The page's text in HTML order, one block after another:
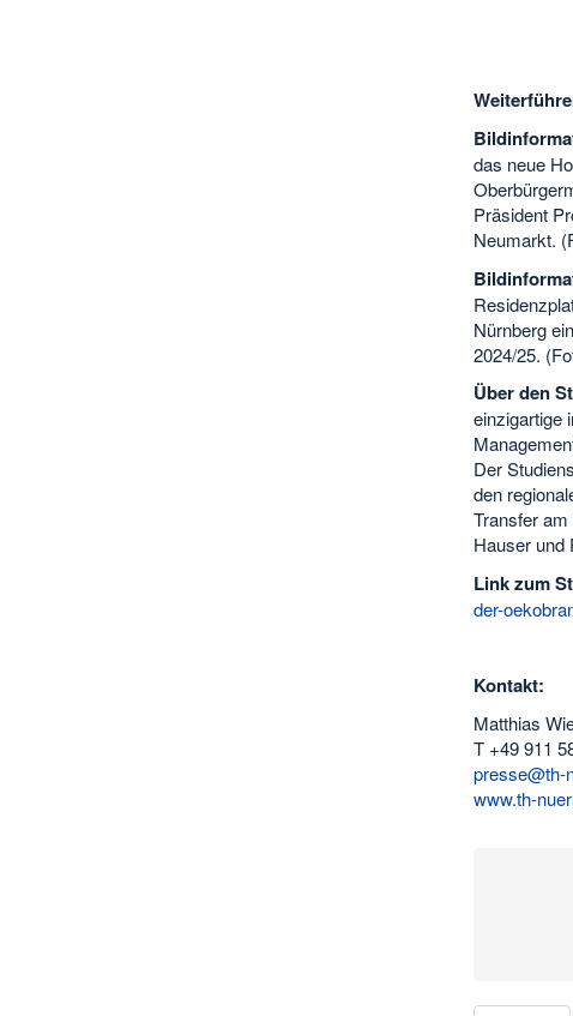
das neue
Präsident
Neumarkt.
Nürnberg
2024/25.
Über den
einzigartige
Der
den
Transfer
Hauser und
Link zum
der-
Kontakt:
Matthias
T +49 911
presse@th-
www.th-